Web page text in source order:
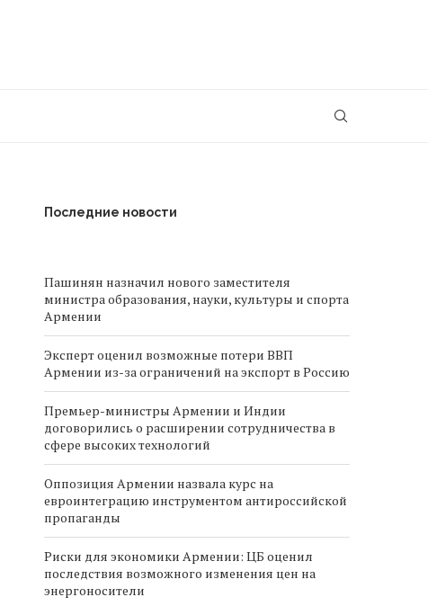
Последние новости
Пашинян назначил нового заместителя
министра образования, науки, культуры и спорта
Армении
Эксперт оценил возможные потери ВВП
Армении из-за ограничений на экспорт в Россию
Премьер-министры Армении и Индии
договорились о расширении сотрудничества в
сфере высоких технологий
Оппозиция Армении назвала курс на
евроинтеграцию инструментом антироссийской
пропаганды
Риски для экономики Армении: ЦБ оценил
последствия возможного изменения цен на
энергоносители